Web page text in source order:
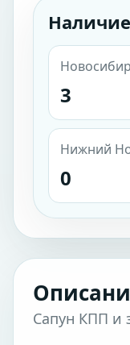
3
Нижний
0
Сапун КПП и